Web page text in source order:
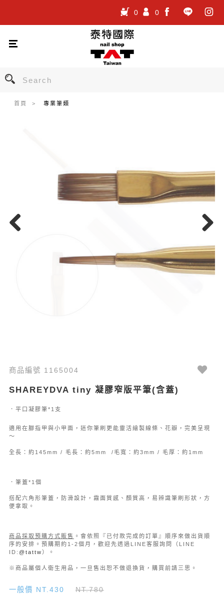
0
0
首頁 專業筆類
商品編號 1165004
SHAREYDVA tiny 凝膠窄版平筆(含蓋)
．平口凝膠筆*1支
適用在腳指甲與小甲面，迷你筆刷更能靈活繪製線條、花瓣，完美呈現
～
全長：約145mm / 毛長：約5mm /毛寬：約3mm / 毛厚：約1mm
．筆蓋*1個
搭配六角形筆蓋，防滑設計，霧面質感、顏質高，易辨識筆刷形狀，方
便拿取。
商品採取預購方式販售 。會依照『已付款完成的訂單』順序來做出貨順
序的安排。預購期約1-2個月，歡迎先透過LINE客服詢問（LINE
ID: @tattw ）。
※商品屬個人衛生用品，一旦售出恕不做退換貨，購買前請三思。
一般價 NT.430 NT.780